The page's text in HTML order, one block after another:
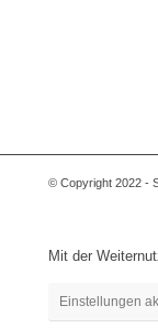
© Copyright 2022 -
Mit der
Einstellungen